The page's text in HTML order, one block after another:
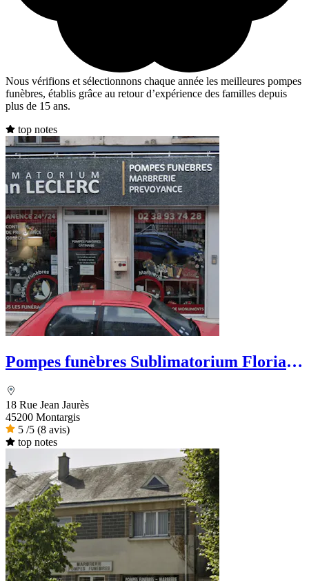
Nous vérifions et sélectionnons chaque année les meilleures pompes
funèbres, établis grâce au retour d’expérience des familles depuis
plus de 15 ans.
top notes
Pompes funèbres Sublimatorium Florian
18 Rue Jean Jaurès
45200 Montargis
5 /5 (8 avis)
top notes